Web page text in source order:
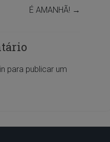
É AMANHÃ! →
para publicar um